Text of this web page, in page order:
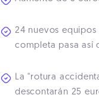
24 nuevos equipos
completa pasa así
La "rotura
descontarán 25